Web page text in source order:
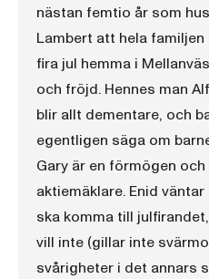
nästan femtio år som
Lambert att hela
fira jul hemma i
och fröjd. Hennes man
blir allt dementare, och
egentligen säga om
Gary är en förmögen
aktiemäklare. Enid
ska komma till
vill inte (gillar inte
svårigheter i det annars